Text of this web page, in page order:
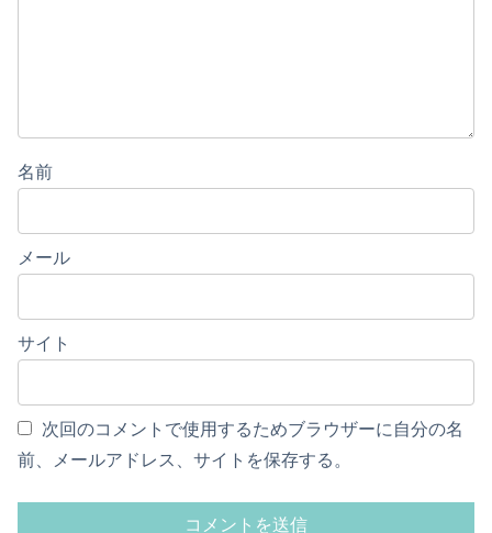
名前
メール
サイト
次回のコメントで使用するためブラウザーに自分の名
前、メールアドレス、サイトを保存する。